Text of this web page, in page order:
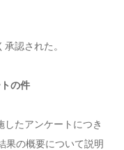
認された。
の件
したアンケートにつき
果の概要について説明